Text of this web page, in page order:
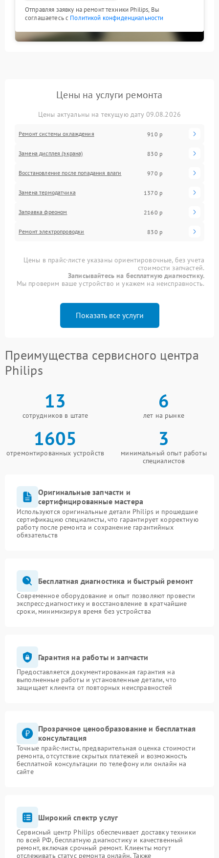
Отправляя заявку на ремонт техники Philips, Вы
соглашаетесь с Политикой конфиденциальности
Цены на услуги ремонта
Цены актуальны на текущую дату 09.08.2026
Ремонт системы охлаждения 910 р
Замена дисплея (экрана) 830 р
Восстановление после попадания влаги 970 р
Замена термодатчика 1370 р
Заправка фреоном 2160 р
Ремонт электропроводки 830 р
Цены в прайс-листе указаны ориентировочные, без учета
стоимости запчастей.
Записывайтесь на бесплатную диагностику.
Мы проверим ваше устройство и укажем на неисправность.
Показать все услуги
Преимущества сервисного центра
Philips
13
сотрудников в штате
6
лет на рынке
1605
отремонтированных устройств
3
минимальный опыт работы
специалистов
Оригинальные запчасти и
сертифицированные мастера
Используются оригинальные детали Philips и прошедшие
сертификацию специалисты, что гарантирует корректную
работу после ремонта и сохранение гарантийных
обязательств
Бесплатная диагностика и быстрый ремонт
Современное оборудование и опыт позволяют провести
экспресс-диагностику и восстановление в кратчайшие
сроки, минимизируя время без устройства
Гарантия на работы и запчасти
Предоставляется документированная гарантия на
выполненные работы и установленные детали, что
защищает клиента от повторных неисправностей
Прозрачное ценообразование и бесплатная
консультация
Точные прайс-листы, предварительная оценка стоимости
ремонта, отсутствие скрытых платежей и возможность
бесплатной консультации по телефону или онлайн на
сайте
Широкий спектр услуг
Сервисный центр Philips обеспечивает доставку техники
по всей РФ, бесплатную диагностику и качественный
ремонт, включая срочный ремонт. Клиенты могут
отслеживать статус ремонта онлайн. Также